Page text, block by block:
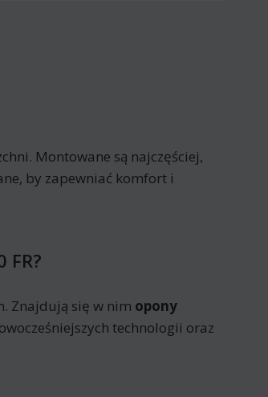
Montowane są najczęściej,
by zapewniać komfort i
FR?
Znajdują się w nim opony
technologii oraz